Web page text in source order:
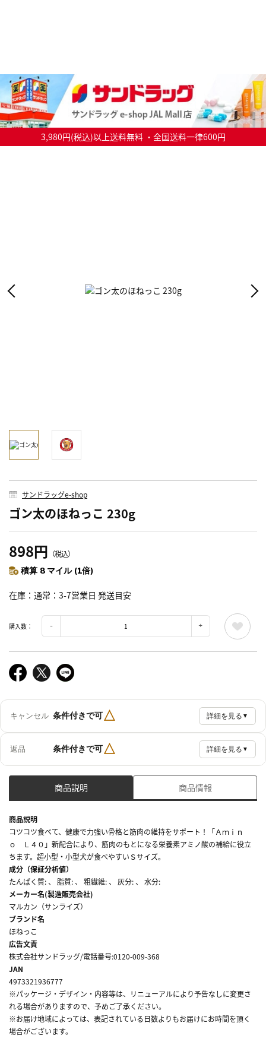
3,980円(税込)以上送料無料 ・全国送料一律600円
サンドラッグe-shop
ゴン太のほねっこ 230g
898円 （税込）
積算 8 マイル (1倍)
在庫 通常：3-7営業日 発送目安
購入数：
キャンセル 条件付きで可△ 詳細を見る ▼
返品 条件付きで可△ 詳細を見る ▼
商品説明 商品情報
商品説明
コツコツ食べて、健康で力強い骨格と筋肉の維持をサポート！「Ａｍｉｎ
ｏ Ｌ４０」新配合により、筋肉のもとになる栄養素アミノ酸の補給に役立
ちます。超小型・小型犬が食べやすいＳサイズ。
成分（保証分析値）
たんぱく質: 、 脂質: 、 粗繊維: 、 灰分: 、 水分:
メーカー名(製造販売会社)
マルカン（サンライズ）
ブランド名
ほねっこ
広告文責
株式会社サンドラッグ/電話番号:0120-009-368
JAN
4973321936777
※パッケージ・デザイン・内容等は、リニューアルにより予告なしに変更さ
れる場合がありますので、予めご了承ください。
※お届け地域によっては、表記されている日数よりもお届けにお時間を頂く
場合がございます。